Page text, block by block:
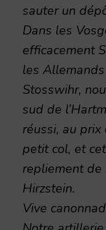
sauter un
Dans les
efficacement
les
Stosswihr,
sud de
réussi, au
petit col, et
repliement
Hirzstein.
Vive